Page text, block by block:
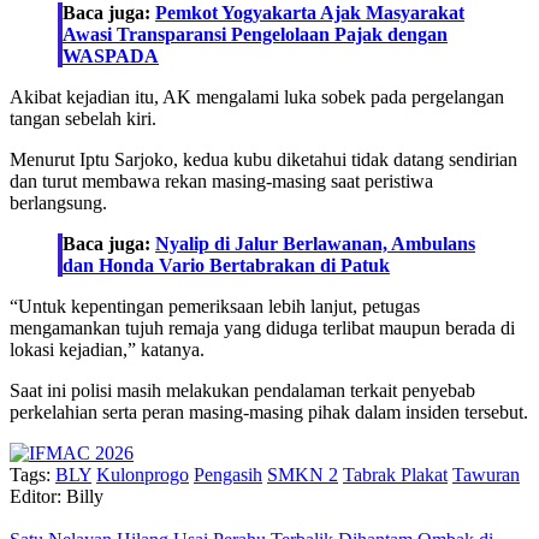
Baca juga: Pemkot Yogyakarta Ajak Masyarakat
Awasi Transparansi Pengelolaan Pajak dengan
WASPADA
Akibat kejadian itu, AK mengalami luka sobek pada pergelangan
tangan sebelah kiri.
Menurut Iptu Sarjoko, kedua kubu diketahui tidak datang sendirian
dan turut membawa rekan masing-masing saat peristiwa
berlangsung.
Baca juga: Nyalip di Jalur Berlawanan, Ambulans
dan Honda Vario Bertabrakan di Patuk
“Untuk kepentingan pemeriksaan lebih lanjut, petugas
mengamankan tujuh remaja yang diduga terlibat maupun berada di
lokasi kejadian,” katanya.
Saat ini polisi masih melakukan pendalaman terkait penyebab
perkelahian serta peran masing-masing pihak dalam insiden tersebut.
Tags: BLY Kulonprogo Pengasih SMKN 2 Tabrak Plakat Tawuran
Editor: Billy